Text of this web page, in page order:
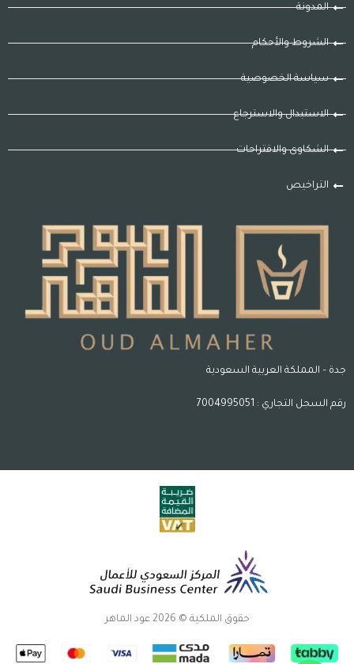
المدونة
الشروط والأحكام
سياسة الخصوصية
الاستبدال والاسترجاع
الشكاوى والاقتراحات
التراخيص
جدة – المملكة العربية السعودية
رقم السجل التجاري : 7004995051
حقوق الملكية © 2026 عود الماهر